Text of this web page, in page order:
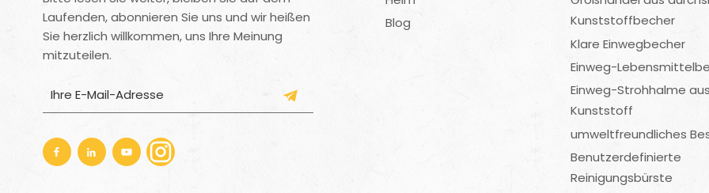
Laufenden, abonnieren Sie uns und wir heißen
Sie herzlich willkommen, uns Ihre Meinung
mitzuteilen.
Blog
Kunststoffbecher
Klare Einwegbecher
Einweg-
Einweg-Strohhalme aus
Kunststoff
umweltfreundliches
Benutzerdefinierte
Reinigungsbürste